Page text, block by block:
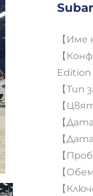
【
【
【Тип
【
【
【
【
【
【